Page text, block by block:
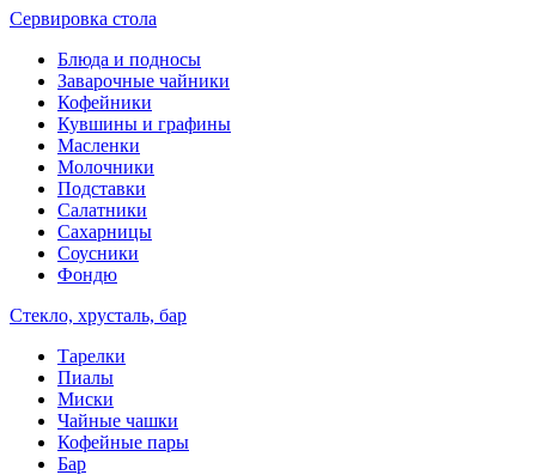
Сервировка стола
Блюда и подносы
Заварочные чайники
Кофейники
Кувшины и графины
Масленки
Молочники
Подставки
Салатники
Сахарницы
Соусники
Фондю
Стекло, хрусталь, бар
Тарелки
Пиалы
Миски
Чайные чашки
Кофейные пары
Бар